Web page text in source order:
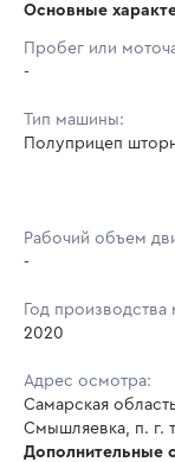
Шаг торгов:
Кол-во ставок:
Основные
Пробег или
-
Тип машины:
Полуприцеп
Рабочий объем
-
Год
2020
Адрес осмотра:
Самарская
Смышляевка, п. г.
Дополнительные